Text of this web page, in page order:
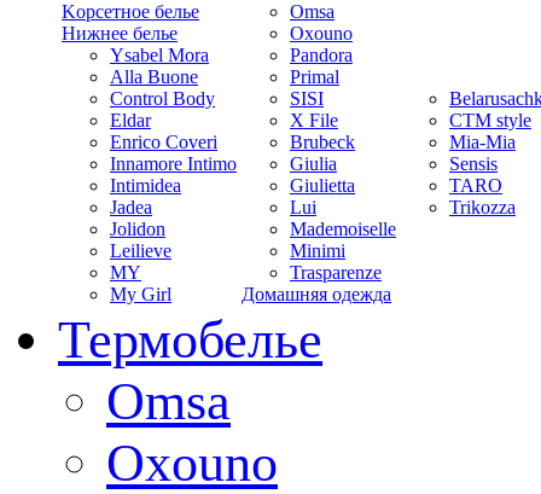
Kорсетное белье
Нижнее белье
Ysabel Mora
Alla Buone
Control Body
Eldar
Enrico Coveri
Innamore Intimo
Intimidea
Jadea
Jolidon
Leilieve
MY
My Girl
Omsa
Oxouno
Pandora
Primal
SISI
X File
Brubeck
Giulia
Giulietta
Lui
Mademoiselle
Minimi
Trasparenze
Домашняя одежда
CTM style
Mia-Mia
Sensis
TARO
Trikozza
Термобелье
Omsa
Oxouno